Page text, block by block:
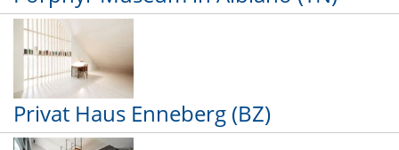
Privat Haus Enneberg (BZ)